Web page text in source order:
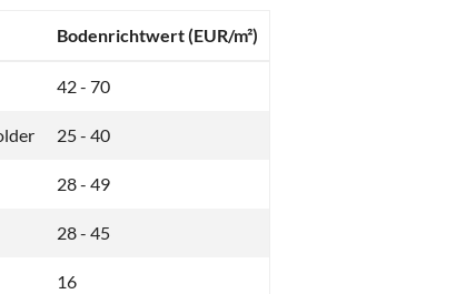
Bodenrichtwert (EUR/m²)
42 - 70
25 - 40
28 - 49
28 - 45
16